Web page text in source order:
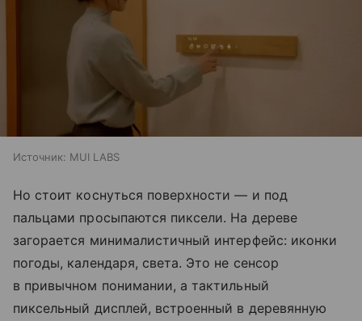
Источник: MUI LABS
Но стоит коснуться поверхности — и под
пальцами просыпаются пиксели. На дереве
загорается минималистичный интерфейс: иконки
погоды, календаря, света. Это не сенсор
в привычном понимании, а тактильный
пиксельный дисплей, встроенный в деревянную